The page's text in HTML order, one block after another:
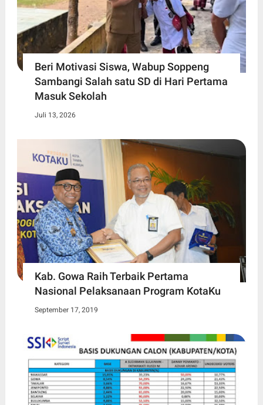
Beri Motivasi Siswa, Wabup Soppeng
Sambangi Salah satu SD di Hari Pertama
Masuk Sekolah
Juli 13, 2026
Kab. Gowa Raih Terbaik Pertama
Nasional Pelaksanaan Program KotaKu
September 17, 2019